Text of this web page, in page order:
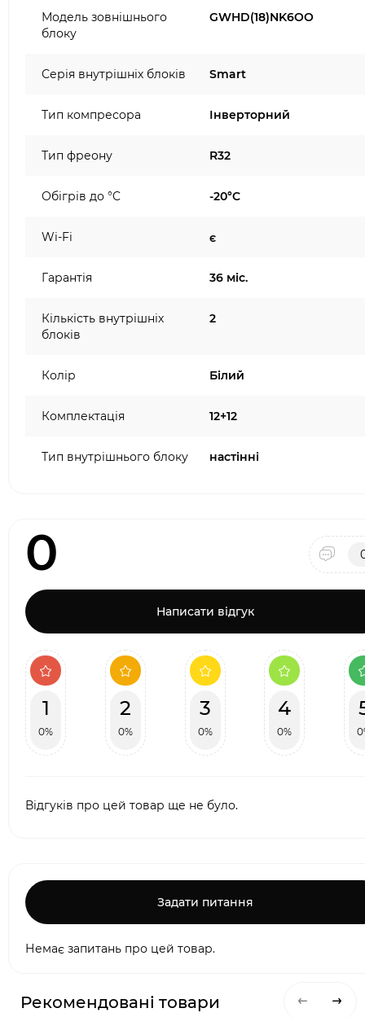
Модель зовнішнього
блоку
GWHD(18)NK6OO
Серія внутрішніх блоків Smart
Тип компресора Інверторний
Тип фреону R32
Обігрів до °C -20°C
Wi-Fi є
Гарантія 36 міс.
Кількість внутрішніх
блоків
2
Колір Білий
Комплектація 12+12
Тип внутрішнього блоку настінні
0
Написати відгук
1
0%
2
0%
3
0%
4
0%
Відгуків про цей товар ще не було.
Задати питання
Немає запитань про цей товар.
Рекомендовані товари